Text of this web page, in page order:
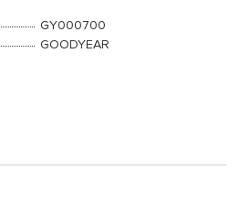
GY000700
GOODYEAR